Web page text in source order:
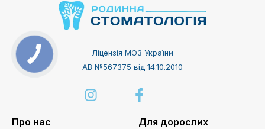
Ліцензія МОЗ України
АВ №567375 від 14.10.2010
Про нас Для дорослих